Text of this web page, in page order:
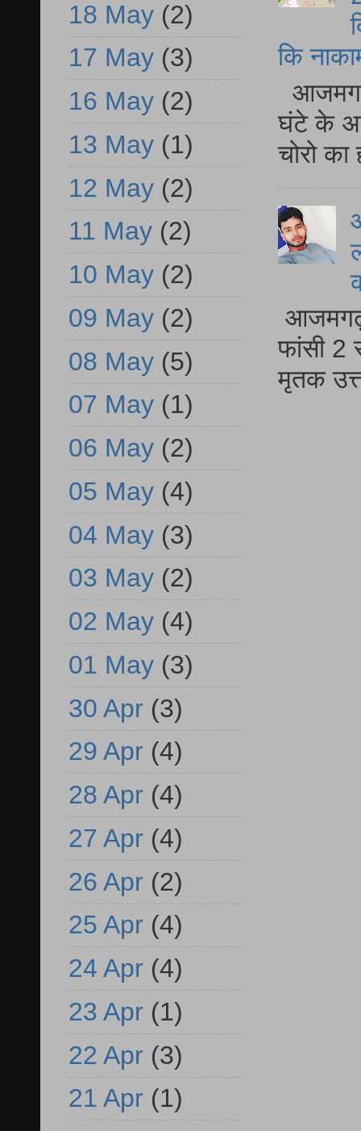
कि
घंटे के
चोरो
आजमगढ़
फांसी 2
मृतक
18 May (2)
17 May (3)
16 May (2)
13 May (1)
12 May (2)
11 May (2)
10 May (2)
09 May (2)
08 May (5)
07 May (1)
06 May (2)
05 May (4)
04 May (3)
03 May (2)
02 May (4)
01 May (3)
30 Apr (3)
29 Apr (4)
28 Apr (4)
27 Apr (4)
26 Apr (2)
25 Apr (4)
24 Apr (4)
23 Apr (1)
22 Apr (3)
21 Apr (1)